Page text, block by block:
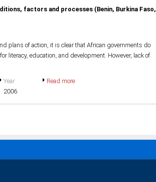
factors and processes (Benin, Burkina Faso,
plans of action, it is clear that African governments do
literacy, education, and development. However, lack of
Year
2006
Read more